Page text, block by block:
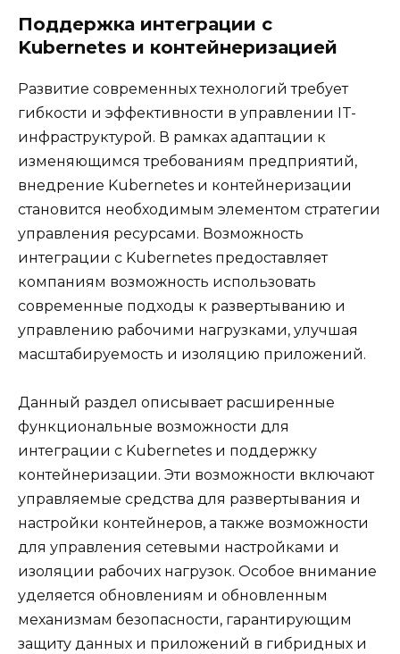
Поддержка интеграции с
Kubernetes и контейнеризацией
Развитие современных технологий требует
гибкости и эффективности в управлении IT-
инфраструктурой. В рамках адаптации к
изменяющимся требованиям предприятий,
внедрение Kubernetes и контейнеризации
становится необходимым элементом стратегии
управления ресурсами. Возможность
интеграции с Kubernetes предоставляет
компаниям возможность использовать
современные подходы к развертыванию и
управлению рабочими нагрузками, улучшая
масштабируемость и изоляцию приложений.
Данный раздел описывает расширенные
функциональные возможности для
интеграции с Kubernetes и поддержку
контейнеризации. Эти возможности включают
управляемые средства для развертывания и
настройки контейнеров, а также возможности
для управления сетевыми настройками и
изоляции рабочих нагрузок. Особое внимание
уделяется обновлениям и обновленным
механизмам безопасности, гарантирующим
защиту данных и приложений в гибридных и